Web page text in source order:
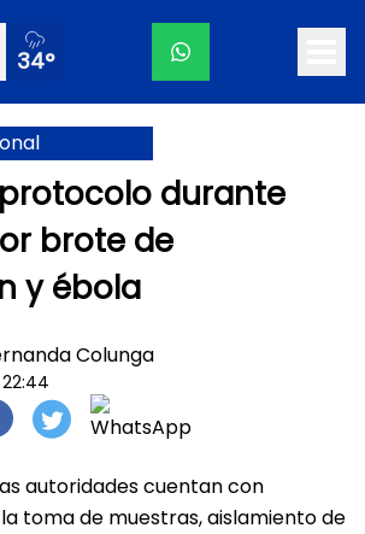
34°
durante
brote de
y ébola
Colunga
autoridades cuentan con
toma de muestras, aislamiento de